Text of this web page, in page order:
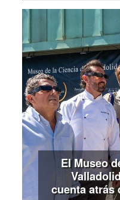
El Museo
cuenta atrás